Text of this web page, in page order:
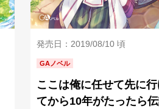
発売日：2019/08/10 頃
GAノベル
ここは俺に任せて先に
てから10年がたったら